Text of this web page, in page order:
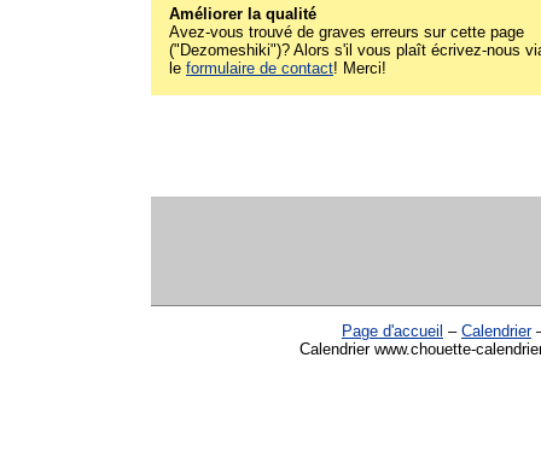
Améliorer la qualité
Avez-vous trouvé de graves erreurs sur cette page
("Dezomeshiki")? Alors s'il vous plaît écrivez-nous
le formulaire de contact! Merci!
Page d'accueil – Calendrier
Calendrier www.chouette-